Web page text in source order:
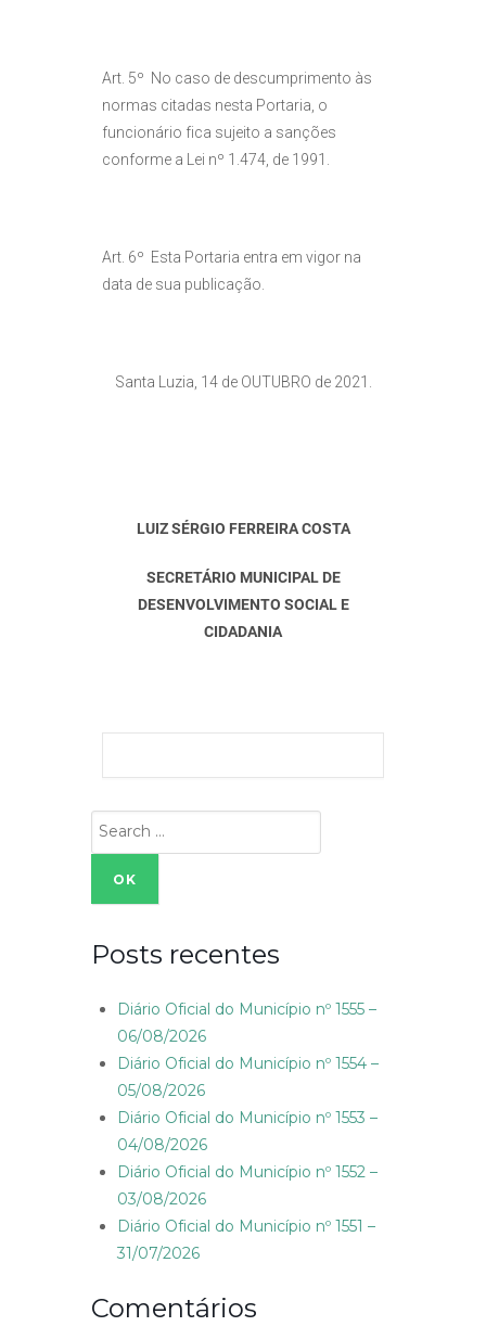
Art. 5º No caso de descumprimento às
normas citadas nesta Portaria, o
funcionário fica sujeito a sanções
conforme a Lei nº 1.474, de 1991.
Art. 6º Esta Portaria entra em vigor na
data de sua publicação.
Santa Luzia, 14 de OUTUBRO de 2021.
LUIZ SÉRGIO FERREIRA COSTA
SECRETÁRIO MUNICIPAL DE
DESENVOLVIMENTO SOCIAL E
CIDADANIA
Search
for:
Posts recentes
Diário Oficial do Município nº 1555 –
06/08/2026
Diário Oficial do Município nº 1554 –
05/08/2026
Diário Oficial do Município nº 1553 –
04/08/2026
Diário Oficial do Município nº 1552 –
03/08/2026
Diário Oficial do Município nº 1551 –
31/07/2026
Comentários